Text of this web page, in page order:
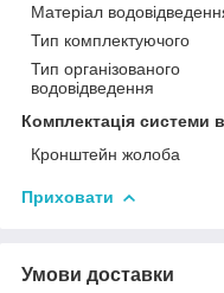
Матеріал
Тип комплектуючого
Тип організованого
водовідведення
Комплектація системи
Кронштейн жолоба
Приховати
Умови доставки